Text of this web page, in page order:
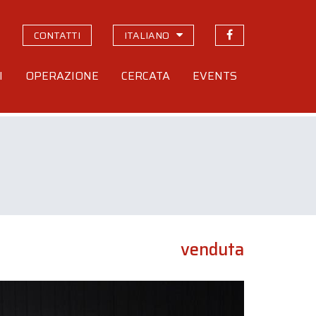
CONTATTI ITALIANO
OPERAZIONE CERCATA EVENTS
venduta